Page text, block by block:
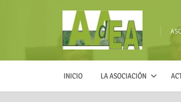
AADEA
INICIO LA ASOCIACIÓN